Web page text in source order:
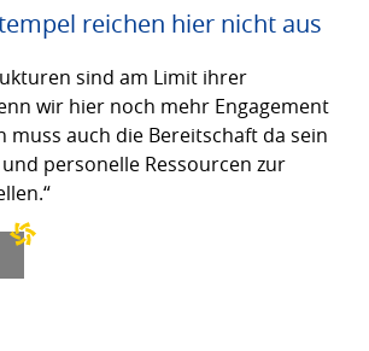
reichen hier nicht aus
sind am Limit ihrer
wir hier noch mehr Engagement
muss auch die Bereitschaft da sein
personelle Ressourcen zur